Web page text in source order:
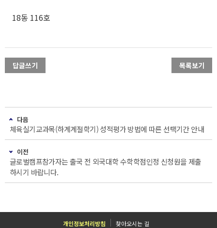
18동 116호
답글쓰기 목록보기
다음
체육실기교과목(하계계절학기) 성적평가 방법에 따른 선택기간 안내
이전
글로벌캠프참가자는 출국 전 외국대학 수학학점인정 신청원을 제출
하시기 바랍니다.
개인정보처리방침 찾아오시는 길